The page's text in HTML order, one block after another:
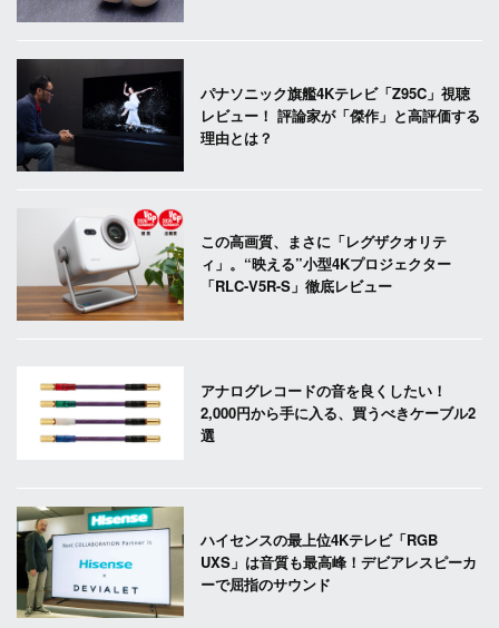
パナソニック旗艦4Kテレビ「Z95C」視聴
レビュー！ 評論家が「傑作」と高評価する
理由とは？
この高画質、まさに「レグザクオリテ
ィ」。“映える”小型4Kプロジェクター
「RLC-V5R-S」徹底レビュー
アナログレコードの音を良くしたい！
2,000円から手に入る、買うべきケーブル2
選
ハイセンスの最上位4Kテレビ「RGB
UXS」は音質も最高峰！デビアレスピーカ
ーで屈指のサウンド